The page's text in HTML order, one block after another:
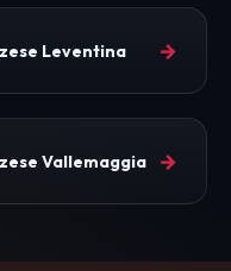
Leventina →
Vallemaggia →